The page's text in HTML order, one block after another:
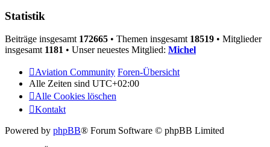
Statistik
Beiträge insgesamt 172665 • Themen insgesamt 18519 • Mitglieder
insgesamt 1181 • Unser neuestes Mitglied: Michel
Aviation Community Foren-Übersicht
Alle Zeiten sind UTC+02:00
Alle Cookies löschen
Kontakt
Powered by phpBB® Forum Software © phpBB Limited